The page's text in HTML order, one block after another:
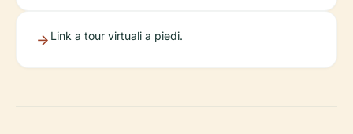
Link a tour virtuali a piedi.